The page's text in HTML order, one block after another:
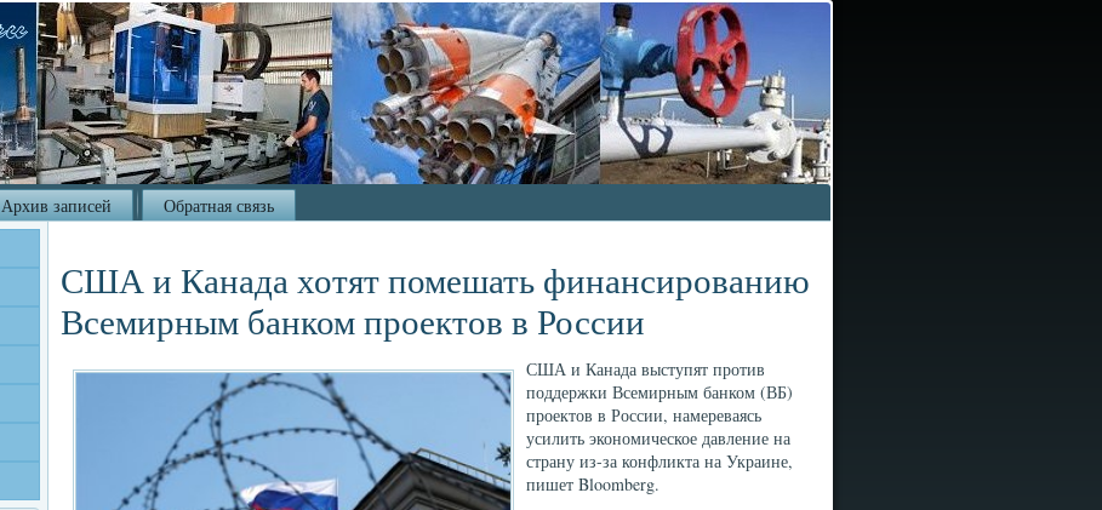
Архив записей Обратная связь
США и Канада хотят помешать финансированию
Всемирным банком проектов в России
США и Канада выступят против
поддержки Всемирным банком (ВБ)
проектов в России, намереваясь
усилить экономическое давление на
страну из-за конфликта на Украине,
пишет Bloomberg.